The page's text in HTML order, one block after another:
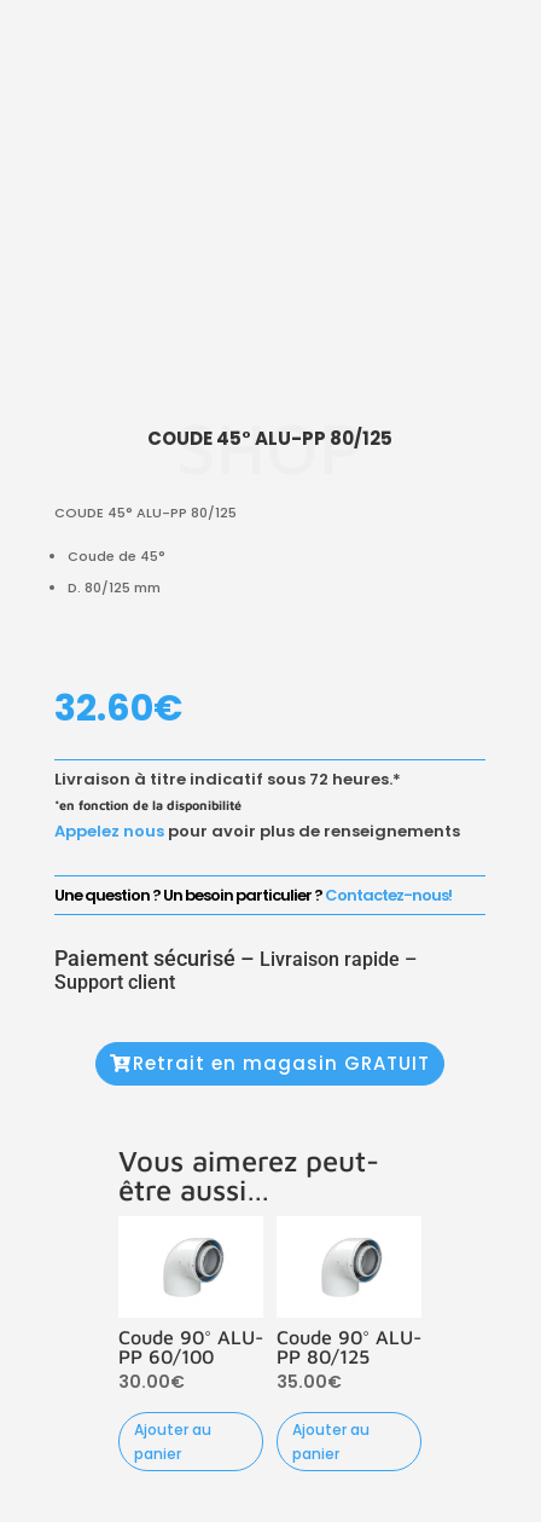
SHOP
COUDE 45° ALU-PP 80/125
COUDE 45° ALU-PP 80/125
Coude de 45°
D. 80/125 mm
32.60€
Livraison à titre indicatif sous 72 heures.*
*en fonction de la disponibilité
Appelez nouspour avoir plus de renseignements
Une question ? Un besoin particulier ?Contactez-nous!
Paiement sécurisé – Livraison rapide –
Support client
Retrait en magasin GRATUIT
Vous aimerez peut-
être aussi…
Coude 90° ALU-
PP 60/100
30.00€
Ajouter au
panier
Coude 90° ALU-
PP 80/125
35.00€
Ajouter au
panier